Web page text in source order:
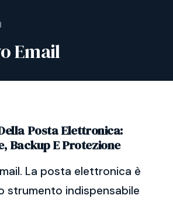
Email
Posta Elettronica:
Backup E Protezione
La posta elettronica è
strumento indispensabile